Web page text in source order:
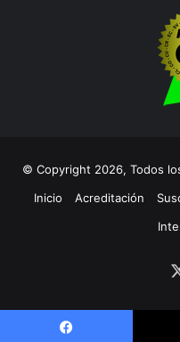
© Copyright 2026, Todos
Inicio
Acreditación